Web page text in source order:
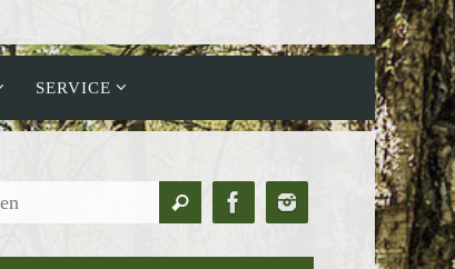
SERVICE
Suchen
nach:
Suchen